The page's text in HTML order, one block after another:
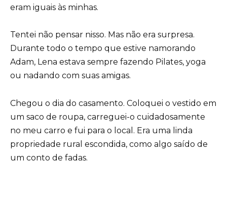
eram iguais às minhas.
Tentei não pensar nisso. Mas não era surpresa.
Durante todo o tempo que estive namorando
Adam, Lena estava sempre fazendo Pilates, yoga
ou nadando com suas amigas.
Chegou o dia do casamento. Coloquei o vestido em
um saco de roupa, carreguei-o cuidadosamente
no meu carro e fui para o local. Era uma linda
propriedade rural escondida, como algo saído de
um conto de fadas.